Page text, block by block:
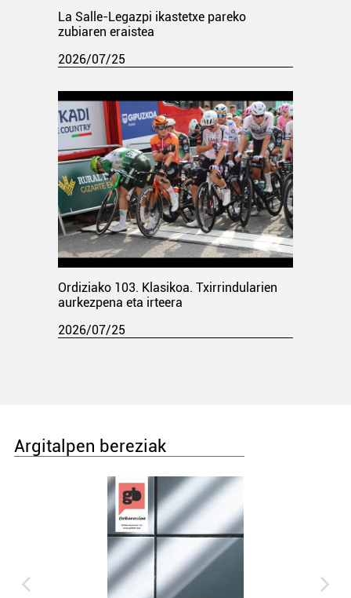
La Salle-Legazpi ikastetxe pareko
zubiaren eraistea
2026/07/25
Ordiziako 103. Klasikoa. Txirrindularien
aurkezpena eta irteera
2026/07/25
Argitalpen bereziak